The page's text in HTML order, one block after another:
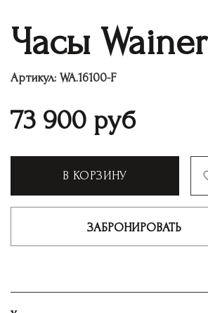
Часы Wainer
Артикул: WA.16100-F
73 900 руб
В КОРЗИНУ
ЗАБРОНИРОВАТЬ